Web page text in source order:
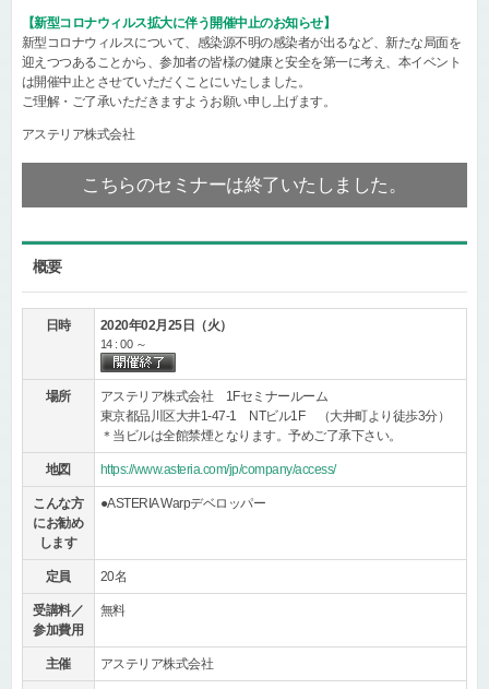
【新型コロナウィルス拡大に伴う開催中止のお知らせ】
新型コロナウィルスについて、感染源不明の感染者が出るなど、新たな局面を
迎えつつあることから、参加者の皆様の健康と安全を第一に考え、本イベント
は開催中止とさせていただくことにいたしました。
ご理解・ご了承いただきますようお願い申し上げます。
アステリア株式会社
こちらのセミナーは終了いたしました。
概要
日時 2020年02月25日（火）
14 : 00 ～
場所
アステリア株式会社 1Fセミナールーム
東京都品川区大井1-47-1 NTビル1F （大井町より徒歩3分）
＊当ビルは全館禁煙となります。予めご了承下さい。
地図 https://www.asteria.com/jp/company/access/
こんな方
にお勧め
します
●ASTERIA Warpデベロッパー
定員 20名
受講料／
参加費用
無料
主催 アステリア株式会社